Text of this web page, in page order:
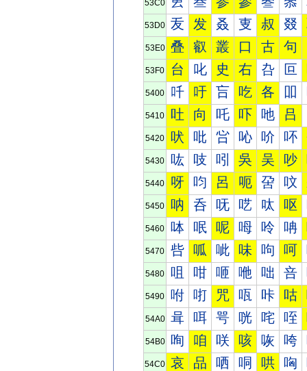
53C0
53D0 叐 发 叒 叓 叔 叕
53E0 叠 叡 叢 口 古 句
53F0 台 叱 史 右 叴 叵
5400 吀 吁 吂 吃 各 吅
5410 吐 向 吒 吓 吔 吕
5420 吠 吡 吢 吣 吤 吥
5430 吰 吱 吲 吳 吴 吵
5440 呀 呁 呂 呃 呄 呅
5450 呐 呑 呒 呓 呔 呕
5460 呠 呡 呢 呣 呤 呥
5470 呰 呱 呲 味 呴 呵
5480 咀 咁 咂 咃 咄 咅
5490 咐 咑 咒 咓 咔 咕
54A0 咠 咡 咢 咣 咤 咥
54B0 咰 咱 咲 咳 咴 咵
54C0 哀 品 哂 哃 哄 哅